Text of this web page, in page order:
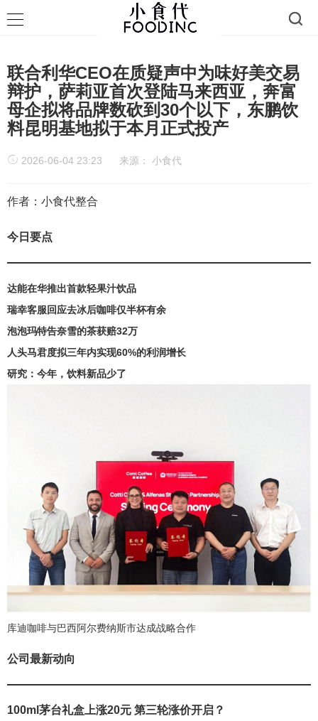
联合利华CEO在质疑声中为味好美交易
辩护，萨莉亚首次登陆马来西亚，奔富
母企拟将品牌数砍到30个以下，东鹏饮
料昆明基地拟于本月正式投产
2026-06-04 23:23 来源： 小食代
作者：小食代整合
今日要点
达能在华推出首款轻果汁饮品
瑞幸客服回应去冰后咖啡仅半杯有余
泡泡玛特告奈雪的茶获赔32万
人头马君度拟三年内实现60%的利润增长
研究：今年，饮料新品少了
库迪咖啡与巴西阿尔费纳斯市达成战略合作
公司最新动向
100ml茅台礼盒上涨20元 第三轮涨价开启？